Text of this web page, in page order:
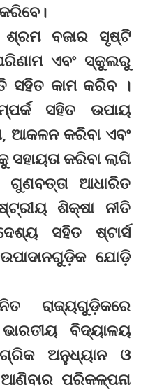
ଶ୍ରମ ବଜାର ସୃଷ୍ଟି
ଏବଂ ସ୍କୁଲରୁ
ସହିତ କାମ କରିବ ।
ସହିତ ଉପାୟ
ଆକଳନ କରିବା ଏବଂ
କରିବା ଲାଗି
ଆଧାରିତ
ଶିକ୍ଷା ନୀତି
ସହିତ ଷ୍ଟାର୍ସ
ଯୋଡ଼ି
ରାଜ୍ୟଗୁଡ଼ିକରେ
ବିଦ୍ୟାଳୟ
ଅନୁଧ୍ୟାନ ଓ
ପରିକଳ୍ପନା